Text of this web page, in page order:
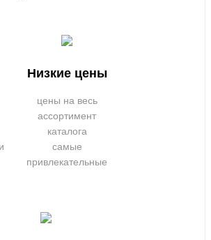
Низкие цены
цены на весь
ассортимент
каталога
самые
привлекательные